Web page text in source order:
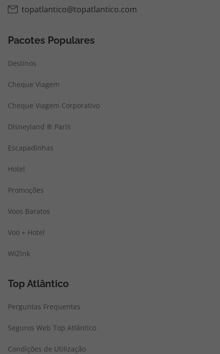
topatlantico@topatlantico.com
Pacotes Populares
Destinos
Cheque Viagem
Cheque Viagem Corporativo
Disneyland ® Paris
Escapadinhas
Hotel
Promoções
Voos Baratos
Voo + Hotel
WiZink
Top Atlântico
Perguntas Frequentes
Seguros Web Top Atlântico
Condições de Utilização